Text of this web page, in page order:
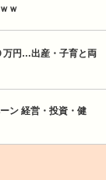
ｗ
万円…出産・子育と両
ン 経営・投資・健